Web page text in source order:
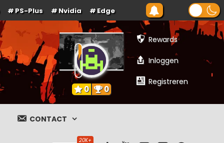
PS-Plus Nvidia Edge
Rewards
Inloggen
Registreren
0 0
CONTACT